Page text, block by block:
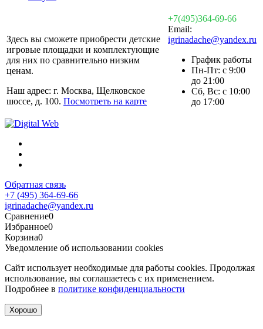
Здесь вы сможете приобрести детские
игровые площадки и комплектующие
для них по сравнительно низким
ценам.
Наш адрес: г. Москва, Щелковское
шоссе, д. 100. Посмотреть на карте
+7(495)364-69-66
Email:
igrinadache@yandex.ru
График работы
Пн-Пт: с 9:00
до 21:00
Сб, Вс: с 10:00
до 17:00
Обратная связь
+7 (495) 364-69-66
igrinadache@yandex.ru
Сравнение0
Избранное0
Корзина0
Уведомление об использовании cookies
Сайт использует необходимые для работы cookies. Продолжая
использование, вы соглашаетесь с их применением.
Подробнее в политике конфиденциальности
Хорошо